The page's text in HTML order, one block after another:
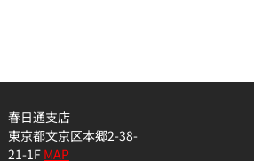
春日通支店
東京都文京区本郷2-38-
21-1FMAP